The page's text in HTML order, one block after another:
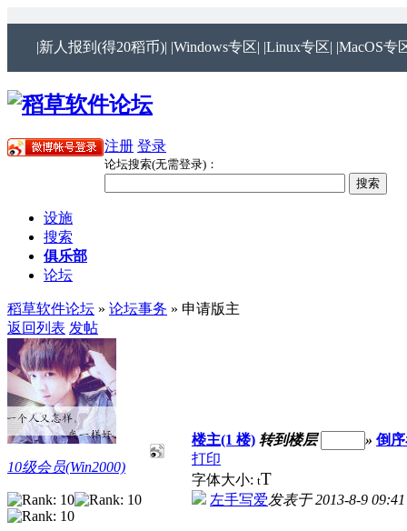
|新人报到(得20稻币)| |Windows专区| |Linux专区| |MacOS专
注册 登录
论坛搜索(无需登录)：
设施
搜索
俱乐部
论坛
稻草软件论坛 » 论坛事务 » 申请版主
返回列表 发帖
10级会员(Win2000)
楼主(1 楼) 转到楼层 » 倒
打印
字体大小: tT
左手写爱发表于 2013-8-9 09:41